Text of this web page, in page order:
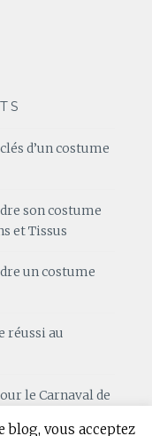
d’un costume
son costume
et Tissus
un costume
réussi au
le Carnaval de
vous acceptez